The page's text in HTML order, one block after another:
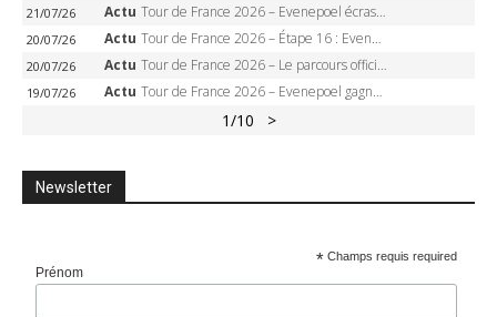
21/07/26 Actu Tour de France 2026 – Evenepoel écrase le chrono d’Évian, Seixas 4e, Lipowitz abandonne
20/07/26 Actu Tour de France 2026 – Étape 16 : Evenepoel, Pogacar, Ganna… qui domptera le chrono d’Évian pour redessiner le podium ?
20/07/26 Actu Tour de France 2026 – Le parcours officiel complet : 21 étapes, profils, carte et dates
19/07/26 Actu Tour de France 2026 – Evenepoel gagne à Solaison, Vingegaard abandonne, Pogacar toujours en jaune
1/10 >
Newsletter
* Champs requis required
Prénom